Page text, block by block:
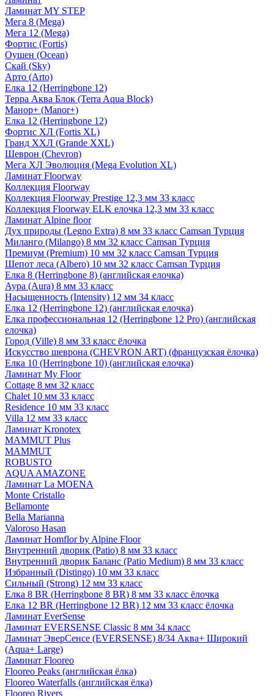
Ламинат MY STEP
Мега 8 (Mega)
Мега 12 (Mega)
Фортис (Fortis)
Оушен (Ocean)
Скай (Sky)
Арто (Arto)
Елка 12 (Herringbone 12)
Терра Аква Блок (Terra Aqua Block)
Манор+ (Manor+)
Елка 12 (Herringbone 12)
Фортис ХЛ (Fortis XL)
Гранд ХХЛ (Grande XXL)
Шеврон (Chevron)
Мега ХЛ Эволюция (Mega Evolution XL)
Ламинат Floorway
Коллекция Floorway
Коллекция Floorway Prestige 12,3 мм 33 класс
Коллекция Floorway ELK елочка 12,3 мм 33 класс
Ламинат Alpine floor
Дух природы (Legno Extra) 8 мм 33 класс Camsan Турция
Миланго (Milango) 8 мм 32 класс Camsan Турция
Премиум (Premium) 10 мм 32 класс Camsan Турция
Шепот леса (Albero) 10 мм 32 класс Camsan Турция
Елка 8 (Herringbone 8) (английская елочка)
Аура (Aura) 8 мм 33 класс
Насыщенность (Intensity) 12 мм 34 класс
Елка 12 (Herringbone 12) (английская елочка)
Елка профессиональная 12 (Herringbone 12 Pro) (английская
елочка)
Город (Ville) 8 мм 33 класс ёлочка
Искусство шеврона (CHEVRON ART) (французская ёлочка)
Елка 10 (Herringbone 10) (английская елочка)
Ламинат My Floor
Cottage 8 мм 32 класс
Chalet 10 мм 33 класс
Residence 10 мм 33 класс
Villa 12 мм 33 класс
Ламинат Kronotex
MAMMUT Plus
MAMMUT
ROBUSTO
AQUA AMAZONE
Ламинат La MOENA
Monte Cristallo
Bellamonte
Bella Marianna
Valoroso Hasan
Ламинат Homflor by Alpine Floor
Внутренний дворик (Patio) 8 мм 33 класс
Внутренний дворик Баланс (Patio Medium) 8 мм 33 класс
Избранный (Distingo) 10 мм 33 класс
Сильный (Strong) 12 мм 33 класс
Елка 8 BR (Herringbone 8 BR) 8 мм 33 класс ёлочка
Елка 12 BR (Herringbone 12 BR) 12 мм 33 класс ёлочка
Ламинат EverSense
Ламинат EVERSENSE Classic 8 мм 34 класс
Ламинат ЭверСенсе (EVERSENSE) 8/34 Аква+ Широкий
(Aqua+ Large)
Ламинат Flooreo
Flooreo Peaks (английская ёлка)
Flooreo Waterfalls (английская ёлка)
Flooreo Rivers